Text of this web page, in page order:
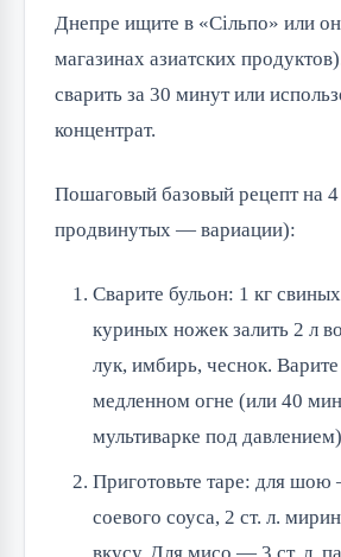
Днепре ищите в «Сільпо» или
магазинах азиатских
сварить за 30 минут или
концентрат.
Пошаговый базовый рецепт на
продвинутых — вариации):
Сварите бульон: 1 кг
куриных ножек залить 2 л
лук, имбирь, чеснок.
медленном огне (или 40
мультиварке под
Приготовьте таре: для шою
соевого соуса, 2 ст. л.